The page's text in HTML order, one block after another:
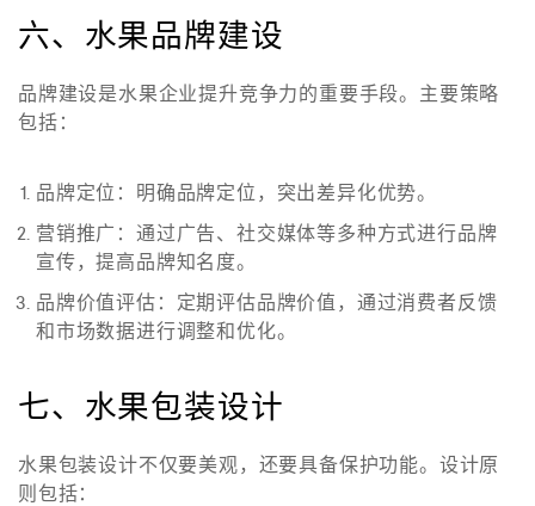
六、水果品牌建设
品牌建设是水果企业提升竞争力的重要手段。主要策略
包括：
品牌定位 ：明确品牌定位，突出差异化优势。
营销推广 ：通过广告、社交媒体等多种方式进行品牌
宣传，提高品牌知名度。
品牌价值评估：定期评估品牌价值，通过消费者反馈
和市场数据进行调整和优化。
七、水果包装设计
水果包装设计不仅要美观，还要具备保护功能。设计原
则包括：